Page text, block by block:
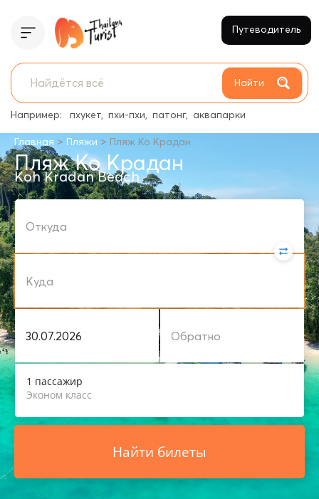
Найти
Например: пхукет пхи-пхи патонг аквапарки
Путеводитель
Главная > Пляжи > Пляж Ко Крадан
Пляж Ко Крадан
Koh Kradan Beach
1 пассажир
Эконом класс
Найти билеты